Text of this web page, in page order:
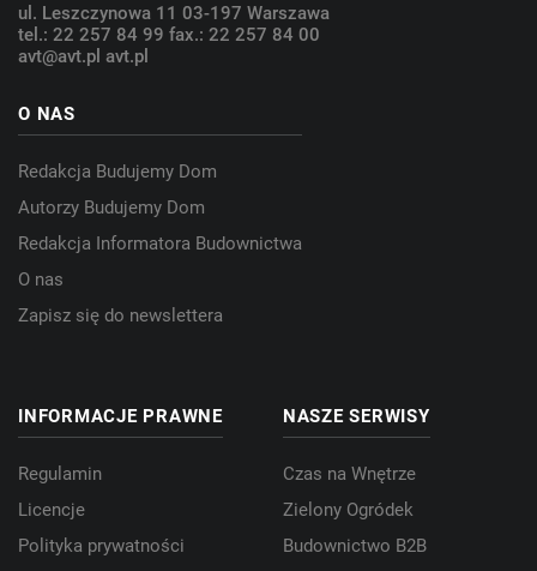
ul. Leszczynowa 11 03-197 Warszawa
tel.: 22 257 84 99 fax.: 22 257 84 00
avt@avt.pl avt.pl
O NAS
Redakcja Budujemy Dom
Autorzy Budujemy Dom
Redakcja Informatora Budownictwa
O nas
Zapisz się do newslettera
INFORMACJE PRAWNE
Regulamin
Licencje
Polityka prywatności
NASZE SERWISY
Czas na Wnętrze
Zielony Ogródek
Budownictwo B2B